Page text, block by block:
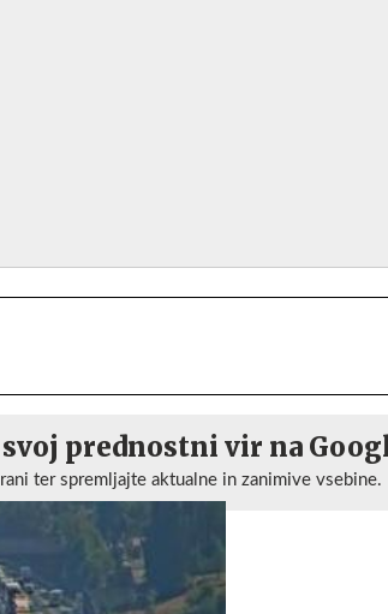
prednostni vir na
ter spremljajte aktualne in zanimive vsebine.